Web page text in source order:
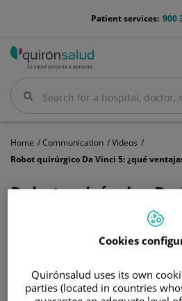
menu-
900
Patient services:
Search
Search
Home Communication
Videos
Robot quirúrgico Da Vinci 5: ¿qué
Robot quirúrgico Da
Cookies
Quirónsalud uses its own
parties (located in countries